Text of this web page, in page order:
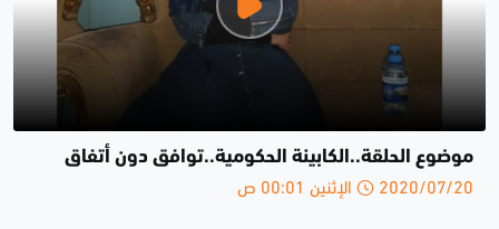
موضوع الحلقة..الكابينة الحكومية..توافق دون أتفاق
2020/07/20 الإثنين 00:01 ص